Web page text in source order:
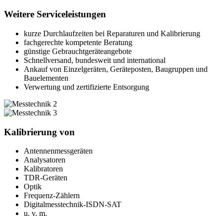
Weitere Serviceleistungen
kurze Durchlaufzeiten bei Reparaturen und Kalibrierung
fachgerechte kompetente Beratung
günstige Gebrauchtgeräteangebote
Schnellversand, bundesweit und international
Ankauf von Einzelgeräten, Geräteposten, Baugruppen und
Bauelementen
Verwertung und zertifizierte Entsorgung
Kalibrierung von
Antennenmessgeräten
Analysatoren
Kalibratoren
TDR-Geräten
Optik
Frequenz-Zählern
Digitalmesstechnik-ISDN-SAT
u. v. m.